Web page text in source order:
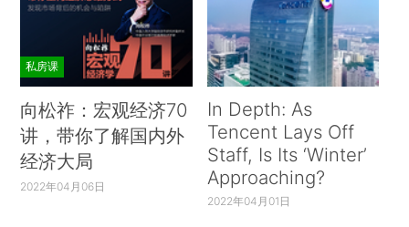
私房课
向松祚：宏观经济70
讲，带你了解国内外
经济大局
2022年04月06日
In Depth: As
Tencent Lays Off
Staff, Is Its ‘Winter’
Approaching?
2022年04月01日